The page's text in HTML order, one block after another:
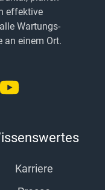
effektive
Wartungs-
einem Ort.
YouTube
Karriere